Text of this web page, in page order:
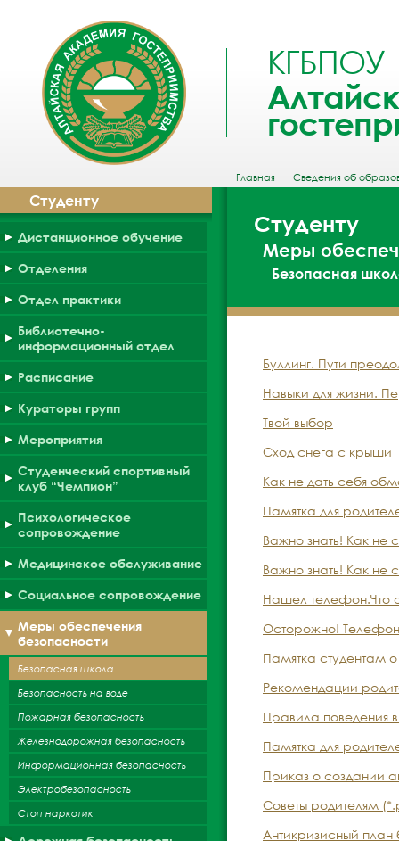
КГБПОУ
Главная Сведения об
Студенту
Дистанционное обучение
Отделения
Отдел практики
Библиотечно-
информационный отдел
Расписание
Кураторы групп
Мероприятия
Студенческий спортивный
клуб “Чемпион”
Психологическое
сопровождение
Медицинское обслуживание
Социальное сопровождение
Меры обеспечения
безопасности
Безопасная школа
Безопасность на воде
Пожарная безопасность
Железнодорожная безопасность
Информационная безопасность
Электробезопасность
Стоп наркотик
Студенту
Меры
Безопасная
Буллинг. Пути
Навыки для жизни.
Твой выбор
Сход снега с крыши
Как не дать себя
Памятка для
Важно знать! Как не
Важно знать! Как не
Нашел телефон.Что
Осторожно!
Памятка студентам
Рекомендации
Правила поведения
Памятка для
Приказ о создании
Советы родителям
Антикризисный план